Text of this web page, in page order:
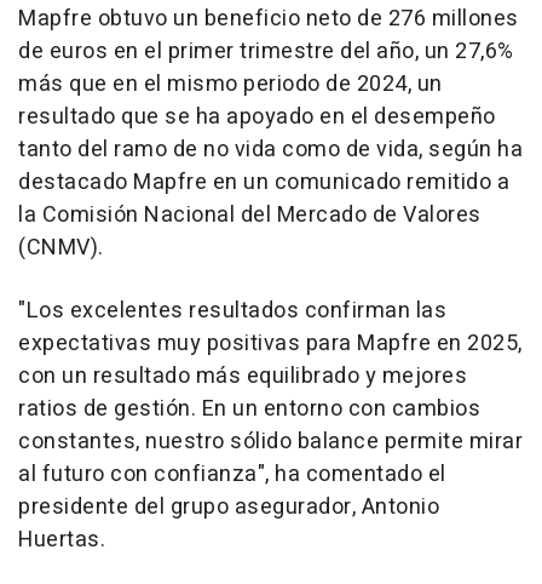
Mapfre obtuvo un beneficio neto de 276 millones
de euros en el primer trimestre del año, un 27,6%
más que en el mismo periodo de 2024, un
resultado que se ha apoyado en el desempeño
tanto del ramo de no vida como de vida, según ha
destacado Mapfre en un comunicado remitido a
la Comisión Nacional del Mercado de Valores
(CNMV).
"Los excelentes resultados confirman las
expectativas muy positivas para Mapfre en 2025,
con un resultado más equilibrado y mejores
ratios de gestión. En un entorno con cambios
constantes, nuestro sólido balance permite mirar
al futuro con confianza", ha comentado el
presidente del grupo asegurador, Antonio
Huertas.